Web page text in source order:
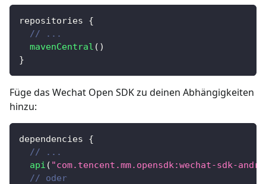
repositories {
// ...
mavenCentral ( )
}
Füge das Wechat Open SDK zu deinen Abhängigkeiten
hinzu:
dependencies {
// ...
api ( "com.tencent.mm.opensdk:wechat-sdk-
// oder